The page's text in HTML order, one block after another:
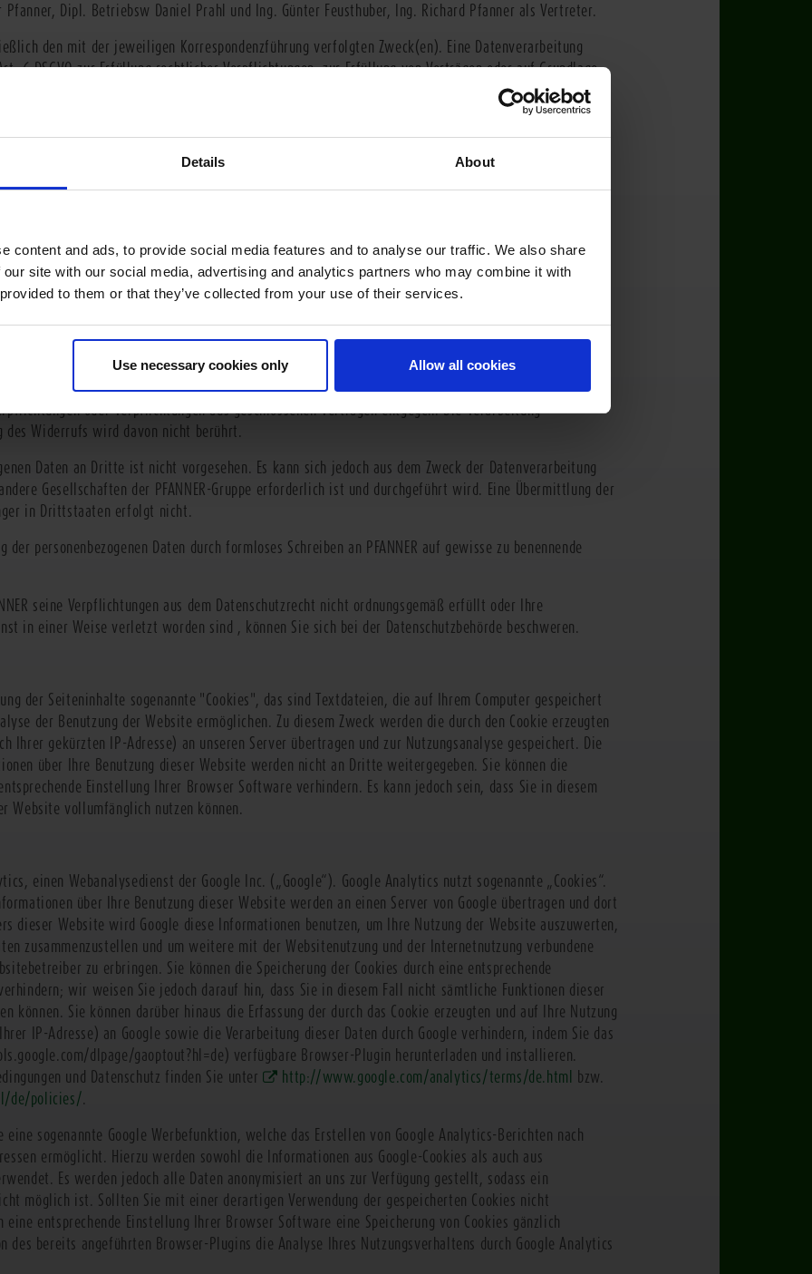
Details About
content and ads, to provide social media features and to analyse our traffic. We also share
site with our social media, advertising and analytics partners who may combine it with
to them or that they’ve collected from your use of their services.
Use necessary cookies only Allow all cookies
Dipl. Betriebsw Daniel Prahl und Ing. Günter Feusthuber, Ing. Richard Pfanner als Vertreter.
den mit der jeweiligen Korrespondenzführung verfolgten Zweck(en). Eine Datenverarbeitung
6 DSGVO zur Erfüllung rechtlicher Verpflichtungen, zur Erfüllung von Verträgen oder auf Grundlage
Diese Einwilligung in die Verarbeitung der personenbezogenen Daten kann jederzeit widerrufen
Daten werden für die Dauer des Zwecks verarbeitet und anschließend wieder gelöscht. Bei
Daten werden diese entsprechend den steuerrechtlichen Aufbewahrungsfristen aufbewahrt. Alle
nur für die erforderliche Dauer des jeweiligen Verarbeitungszwecks aufbewahrt. Spätestens nach
werden personenbezogenen Daten gelöscht. Wenn Daten per Formular über die Website
Daten zwecks Bearbeitung und für den Fall von Anschlussfragen sechs Monate gespeichert.
auf die betroffene Person beziehenden personenbezogenen Daten, welche bei PFANNER verarbeitet
Person umfassend über die Datenverarbeitung genannter Daten informiert.
Daten bei PFANNER verarbeitet werden, werden diese über formlose schriftliche Aufforderung
an
personenbezogener Daten widerrufen, werden die personenbezogenen Daten gelöscht, außer es
oder Verpflichtungen aus geschlossenen Verträgen entgegen. Die Verarbeitung
des Widerrufs wird davon nicht berührt.
Daten an Dritte ist nicht vorgesehen. Es kann sich jedoch aus dem Zweck der Datenverarbeitung
Gesellschaften der PFANNER-Gruppe erforderlich ist und durchgeführt wird. Eine Übermittlung der
in Drittstaaten erfolgt nicht.
der personenbezogenen Daten durch formloses Schreiben an PFANNER auf gewisse zu benennende
seine Verpflichtungen aus dem Datenschutzrecht nicht ordnungsgemäß erfüllt oder Ihre
in einer Weise verletzt worden sind , können Sie sich bei der Datenschutzbehörde beschweren.
der Seiteninhalte sogenannte "Cookies", das sind Textdateien, die auf Ihrem Computer gespeichert
der Benutzung der Website ermöglichen. Zu diesem Zweck werden die durch den Cookie erzeugten
Ihrer gekürzten IP-Adresse) an unseren Server übertragen und zur Nutzungsanalyse gespeichert. Die
über Ihre Benutzung dieser Website werden nicht an Dritte weitergegeben. Sie können die
Einstellung Ihrer Browser Software verhindern. Es kann jedoch sein, dass Sie in diesem
Website vollumfänglich nutzen können.
einen Webanalysedienst der Google Inc. („Google“). Google Analytics nutzt sogenannte „Cookies“.
über Ihre Benutzung dieser Website werden an einen Server von Google übertragen und dort
dieser Website wird Google diese Informationen benutzen, um Ihre Nutzung der Website auszuwerten,
zusammenzustellen und um weitere mit der Websitenutzung und der Internetnutzung verbundene
zu erbringen. Sie können die Speicherung der Cookies durch eine entsprechende
wir weisen Sie jedoch darauf hin, dass Sie in diesem Fall nicht sämtliche Funktionen dieser
können. Sie können darüber hinaus die Erfassung der durch das Cookie erzeugten und auf Ihre Nutzung
IP-Adresse) an Google sowie die Verarbeitung dieser Daten durch Google verhindern, indem Sie das
dlpage/gaoptout?hl=de) verfügbare Browser-Plugin herunterladen und installieren.
und Datenschutz finden Sie unter
http://www.google.com/analytics/terms/de.html
bzw.
de/policies/.
sogenannte Google Werbefunktion, welche das Erstellen von Google Analytics-Berichten nach
ermöglicht. Hierzu werden sowohl die Informationen aus Google-Cookies als auch aus
Es werden jedoch alle Daten anonymisiert an uns zur Verfügung gestellt, sodass ein
möglich ist. Sollten Sie mit einer derartigen Verwendung der gespeicherten Cookies nicht
eine entsprechende Einstellung Ihrer Browser Software eine Speicherung von Cookies gänzlich
bereits angeführten Browser-Plugins die Analyse Ihres Nutzungsverhaltens durch Google Analytics